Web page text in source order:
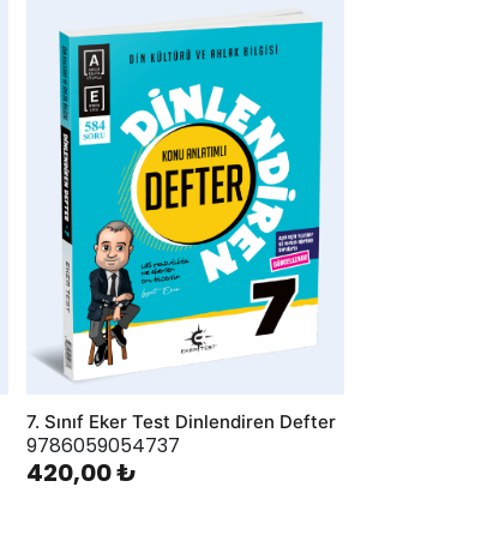
AddToWishlist
7. Sınıf Eker Test Dinlendiren Defter
9786059054737
420,00 ₺